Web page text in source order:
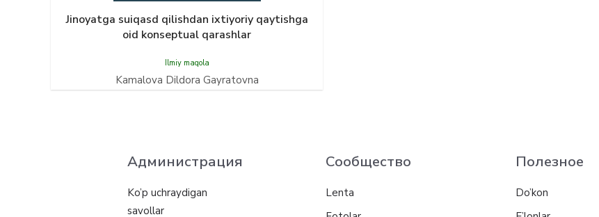
Jinoyatga suiqasd qilishdan ixtiyoriy qaytishga
oid konseptual qarashlar
Ilmiy maqola
Kamalova Dildora Gayratovna
Администрация
Ko’p uchraydigan
savollar
Сообщество
Lenta
Полезное
Do’kon